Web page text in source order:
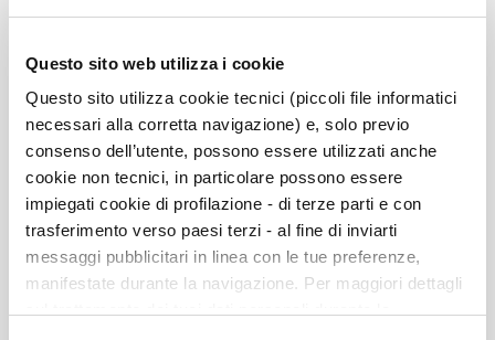
Questo sito web utilizza i cookie
Questo sito utilizza cookie tecnici (piccoli file informatici
necessari alla corretta navigazione) e, solo previo
consenso dell’utente, possono essere utilizzati anche
cookie non tecnici, in particolare possono essere
impiegati cookie di profilazione - di terze parti e con
trasferimento verso paesi terzi - al fine di inviarti
messaggi pubblicitari in linea con le tue preferenze,
manifestate durante la navigazione. Per maggiori dettagli
CRAE-P. Uso de autoaplicación y corrección (10-
100 usos)